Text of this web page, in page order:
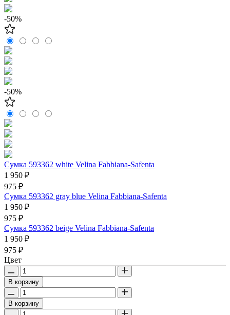
-50%
-50%
Сумка 593362 white Velina Fabbiana-Safenta
1 950 ₽
975 ₽
Сумка 593362 gray blue Velina Fabbiana-Safenta
1 950 ₽
975 ₽
Сумка 593362 beige Velina Fabbiana-Safenta
1 950 ₽
975 ₽
Цвет
В корзину
В корзину